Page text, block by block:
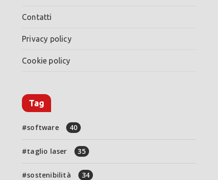
Contatti
Privacy policy
Cookie policy
Tag
software 40
taglio laser 35
sostenibilità 34